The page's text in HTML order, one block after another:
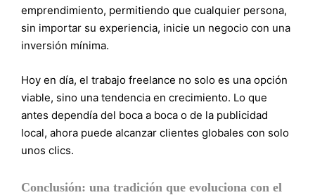
emprendimiento, permitiendo que cualquier persona,
sin importar su experiencia, inicie un negocio con una
inversión mínima.
Hoy en día, el trabajo freelance no solo es una opción
viable, sino una tendencia en crecimiento. Lo que
antes dependía del boca a boca o de la publicidad
local, ahora puede alcanzar clientes globales con solo
unos clics.
Conclusión: una tradición que evoluciona con el